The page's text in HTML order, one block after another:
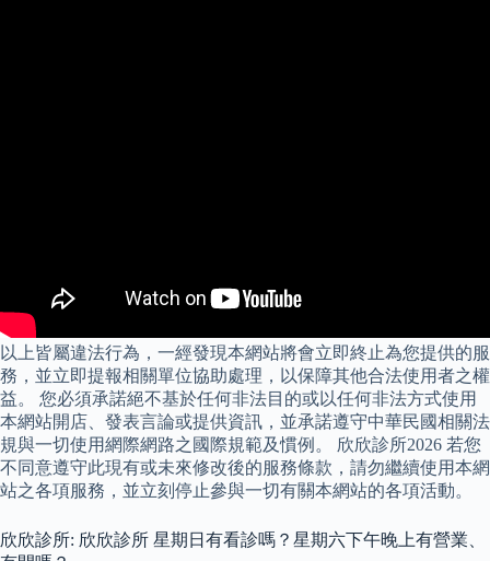
以上皆屬違法行為，一經發現本網站將會立即終止為您提供的服
務，並立即提報相關單位協助處理，以保障其他合法使用者之權
益。 您必須承諾絕不基於任何非法目的或以任何非法方式使用
本網站開店、發表言論或提供資訊，並承諾遵守中華民國相關法
規與一切使用網際網路之國際規範及慣例。 欣欣診所2026 若您
不同意遵守此現有或未來修改後的服務條款，請勿繼續使用本網
站之各項服務，並立刻停止參與一切有關本網站的各項活動。
欣欣診所: 欣欣診所 星期日有看診嗎？星期六下午晚上有營業、